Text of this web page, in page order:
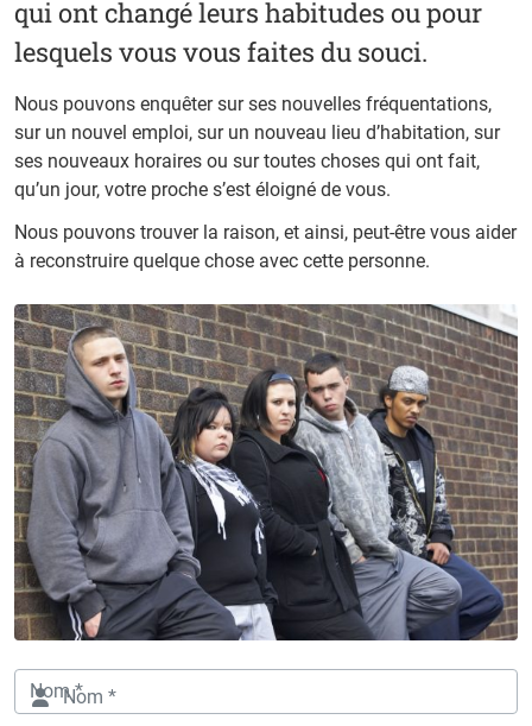
qui ont changé leurs habitudes ou pour
lesquels vous vous faites du souci.
Nous pouvons enquêter sur ses nouvelles fréquentations,
sur un nouvel emploi, sur un nouveau lieu d’habitation, sur
ses nouveaux horaires ou sur toutes choses qui ont fait,
qu’un jour, votre proche s’est éloigné de vous.
Nous pouvons trouver la raison, et ainsi, peut-être vous aider
à reconstruire quelque chose avec cette personne.
Nom *